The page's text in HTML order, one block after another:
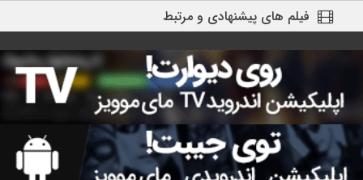
فیلم های پیشنهادی و مرتبط